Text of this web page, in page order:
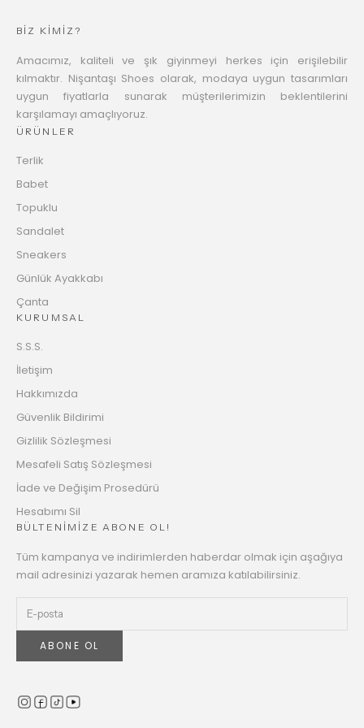
BİZ KİMİZ?
Amacımız, kaliteli ve şık giyinmeyi herkes için erişilebilir
kılmaktır. Nişantaşı Shoes olarak, modaya uygun tasarımları
uygun fiyatlarla sunarak müşterilerimizin beklentilerini
karşılamayı amaçlıyoruz.
ÜRÜNLER
Terlik
Babet
Topuklu
Sandalet
Sneakers
Günlük Ayakkabı
Çanta
KURUMSAL
S.S.S.
İletişim
Hakkımızda
Güvenlik Bildirimi
Gizlilik Sözleşmesi
Mesafeli Satış Sözleşmesi
İade ve Değişim Prosedürü
Hesabımı Sil
BÜLTENİMİZE ABONE OL!
Tüm kampanya ve indirimlerden haberdar olmak için aşağıya
mail adresinizi yazarak hemen aramıza katılabilirsiniz.
ABONE OL